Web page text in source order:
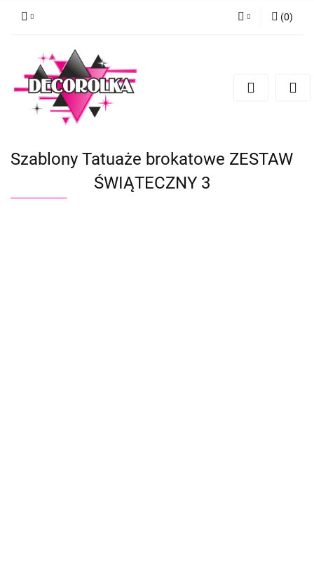
Dodaj zgłoszenie
(0)
Szablony Tatuaże brokatowe ZESTAW
ŚWIĄTECZNY 3